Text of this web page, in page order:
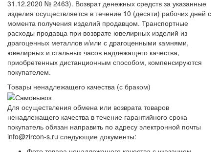
31.12.2020 № 2463). Возврат денежных средств за указанные
изделия осуществляется в течение 10 (десяти) рабочих дней с
момента получения изделий продавцом. Транспортные
расходы продавца при возврате ювелирных изделий из
драгоценных металлов и/или с драгоценными камнями,
ювелирных и стальных часов надлежащего качества,
приобретенных дистанционным способом, компенсируются
покупателем.
Товары ненадлежащего качества (с браком)
Для осуществления обмена или возврата товаров
ненадлежащего качества в течение гарантийного срока
покупатель обязан направить по адресу электронной почты
info@zircon-s.ru следующие документы: